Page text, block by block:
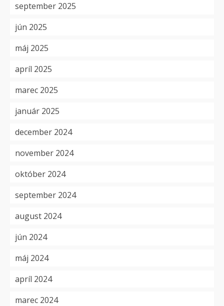
september 2025
jún 2025
máj 2025
apríl 2025
marec 2025
január 2025
december 2024
november 2024
október 2024
september 2024
august 2024
jún 2024
máj 2024
apríl 2024
marec 2024